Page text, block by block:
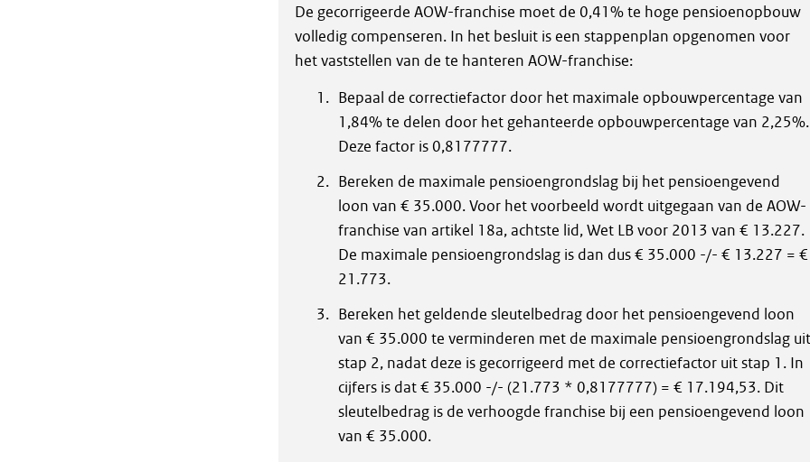
De gecorrigeerde AOW-franchise moet de 0,41% te hoge pensioenopbouw
volledig compenseren. In het besluit is een stappenplan opgenomen voor
het vaststellen van de te hanteren AOW-franchise:
Bepaal de correctiefactor door het maximale opbouwpercentage van
1,84% te delen door het gehanteerde opbouwpercentage van 2,25%.
Deze factor is 0,8177777.
Bereken de maximale pensioengrondslag bij het pensioengevend
loon van € 35.000. Voor het voorbeeld wordt uitgegaan van de AOW-
franchise van artikel 18a, achtste lid, Wet LB voor 2013 van € 13.227.
De maximale pensioengrondslag is dan dus € 35.000 -/- € 13.227 = €
21.773.
Bereken het geldende sleutelbedrag door het pensioengevend loon
van € 35.000 te verminderen met de maximale pensioengrondslag uit
stap 2, nadat deze is gecorrigeerd met de correctiefactor uit stap 1. In
cijfers is dat € 35.000 -/- (21.773 * 0,8177777) = € 17.194,53. Dit
sleutelbedrag is de verhoogde franchise bij een pensioengevend loon
van € 35.000.